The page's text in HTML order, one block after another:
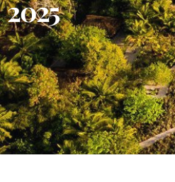
2025